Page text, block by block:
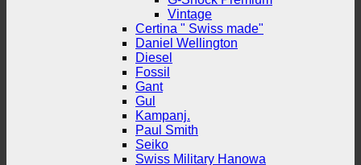
Vintage
Certina " Swiss made"
Daniel Wellington
Diesel
Fossil
Gant
Gul
Kampanj.
Paul Smith
Seiko
Swiss Military Hanowa